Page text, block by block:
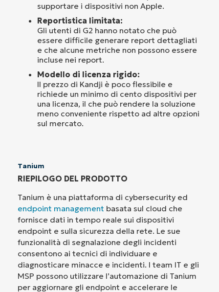
supportare i dispositivi non Apple.
Reportistica limitata:
Gli utenti di G2 hanno notato che può
essere difficile generare report dettagliati
e che alcune metriche non possono essere
incluse nei report.
Modello di licenza rigido:
Il prezzo di Kandji è poco flessibile e
richiede un minimo di cento dispositivi per
una licenza, il che può rendere la soluzione
meno conveniente rispetto ad altre opzioni
sul mercato.
Tanium
RIEPILOGO DEL PRODOTTO
Tanium è una piattaforma di cybersecurity ed
endpoint management basata sul cloud che
fornisce dati in tempo reale sui dispositivi
endpoint e sulla sicurezza della rete. Le sue
funzionalità di segnalazione degli incidenti
consentono ai tecnici di individuare e
diagnosticare minacce e incidenti. I team IT e gli
MSP possono utilizzare l’automazione di Tanium
per aggiornare gli endpoint e accelerare le